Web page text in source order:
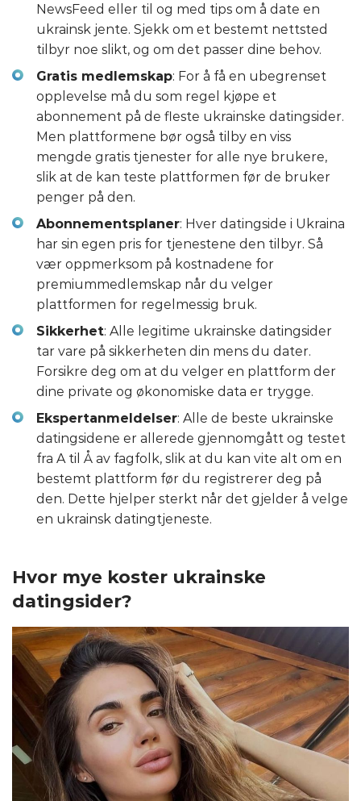
NewsFeed eller til og med tips om å date en
ukrainsk jente. Sjekk om et bestemt nettsted
tilbyr noe slikt, og om det passer dine behov.
Gratis medlemskap: For å få en ubegrenset
opplevelse må du som regel kjøpe et
abonnement på de fleste ukrainske datingsider.
Men plattformene bør også tilby en viss
mengde gratis tjenester for alle nye brukere,
slik at de kan teste plattformen før de bruker
penger på den.
Abonnementsplaner: Hver datingside i Ukraina
har sin egen pris for tjenestene den tilbyr. Så
vær oppmerksom på kostnadene for
premiummedlemskap når du velger
plattformen for regelmessig bruk.
Sikkerhet: Alle legitime ukrainske datingsider
tar vare på sikkerheten din mens du dater.
Forsikre deg om at du velger en plattform der
dine private og økonomiske data er trygge.
Ekspertanmeldelser: Alle de beste ukrainske
datingsidene er allerede gjennomgått og testet
fra A til Å av fagfolk, slik at du kan vite alt om en
bestemt plattform før du registrerer deg på
den. Dette hjelper sterkt når det gjelder å velge
en ukrainsk datingtjeneste.
Hvor mye koster ukrainske
datingsider?